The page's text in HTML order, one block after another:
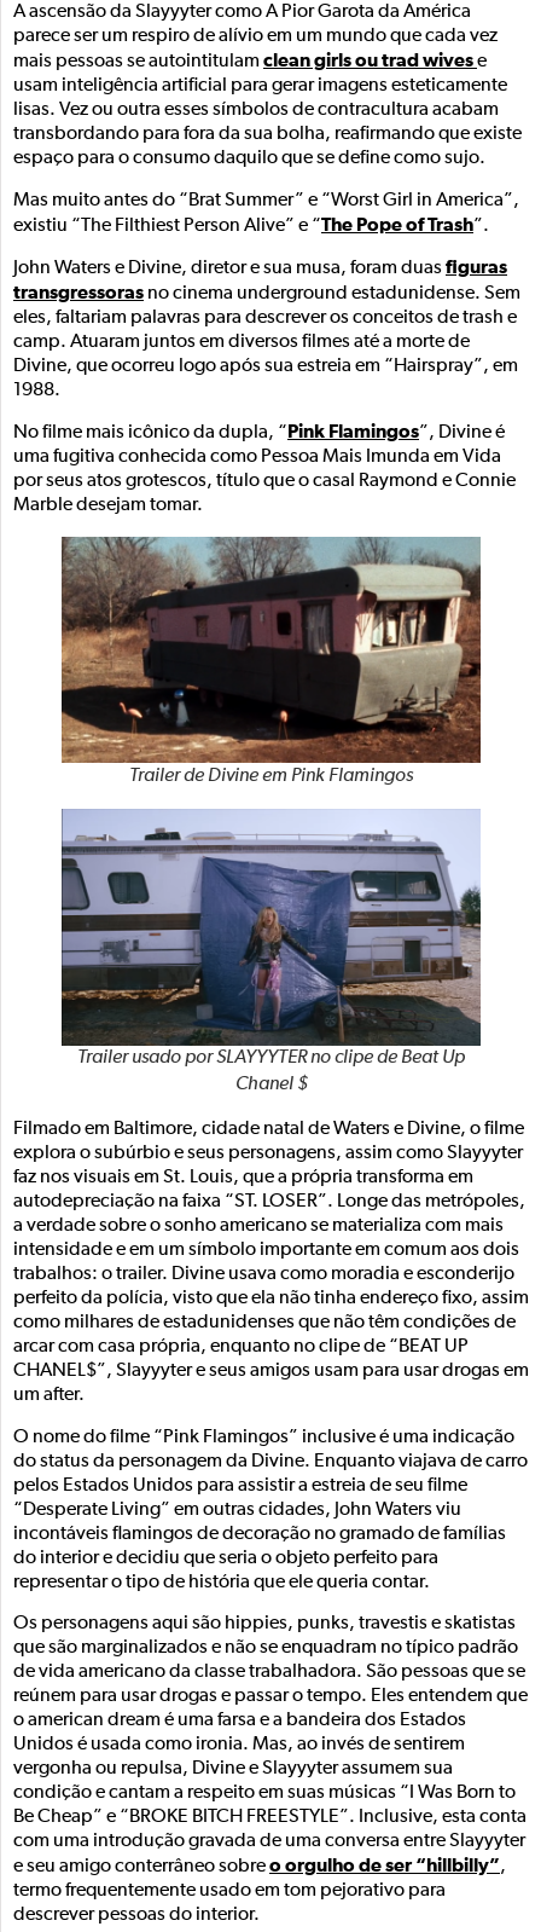
A ascensão da Slayyyter como A Pior Garota da América
parece ser um respiro de alívio em um mundo que cada vez
mais pessoas se autointitulam clean girls ou trad wivese
usam inteligência artificial para gerar imagens esteticamente
lisas. Vez ou outra esses símbolos de contracultura acabam
transbordando para fora da sua bolha, reafirmando que existe
espaço para o consumo daquilo que se define como sujo.
Mas muito antes do “Brat Summer” e “Worst Girl in America”,
existiu “The Filthiest Person Alive” e “The Pope of Trash”.
John Waters e Divine, diretor e sua musa, foram duasfiguras
transgressoras no cinema underground estadunidense. Sem
eles, faltariam palavras para descrever os conceitos de trash e
camp. Atuaram juntos em diversos filmes até a morte de
Divine, que ocorreu logo após sua estreia em “Hairspray”, em
1988.
No filme mais icônico da dupla, “ Pink Flamingos”, Divine é
uma fugitiva conhecida como Pessoa Mais Imunda em Vida
por seus atos grotescos, título que o casal Raymond e Connie
Marble desejam tomar.
Trailer de Divine em Pink Flamingos
Trailer usado por SLAYYYTER no clipe de Beat Up
Chanel $
Filmado em Baltimore, cidade natal de Waters e Divine, o filme
explora o subúrbio e seus personagens, assim como Slayyyter
faz nos visuais em St. Louis, que a própria transforma em
autodepreciação na faixa “ST. LOSER”. Longe das metrópoles,
a verdade sobre o sonho americano se materializa com mais
intensidade e em um símbolo importante em comum aos dois
trabalhos: o trailer. Divine usava como moradia e esconderijo
perfeito da polícia, visto que ela não tinha endereço fixo, assim
como milhares de estadunidenses que não têm condições de
arcar com casa própria, enquanto no clipe de “BEAT UP
CHANEL$”, Slayyyter e seus amigos usam para usar drogas em
um after.
O nome do filme “Pink Flamingos” inclusive é uma indicação
do status da personagem da Divine. Enquanto viajava de carro
pelos Estados Unidos para assistir a estreia de seu filme
“Desperate Living” em outras cidades, John Waters viu
incontáveis flamingos de decoração no gramado de famílias
do interior e decidiu que seria o objeto perfeito para
representar o tipo de história que ele queria contar.
Os personagens aqui são hippies, punks, travestis e skatistas
que são marginalizados e não se enquadram no típico padrão
de vida americano da classe trabalhadora. São pessoas que se
reúnem para usar drogas e passar o tempo. Eles entendem que
o american dream é uma farsa e a bandeira dos Estados
Unidos é usada como ironia. Mas, ao invés de sentirem
vergonha ou repulsa, Divine e Slayyyter assumem sua
condição e cantam a respeito em suas músicas “I Was Born to
Be Cheap” e “BROKE BITCH FREESTYLE”. Inclusive, esta conta
com uma introdução gravada de uma conversa entre Slayyyter
e seu amigo conterrâneo sobreo orgulho de ser “hillbilly”,
termo frequentemente usado em tom pejorativo para
descrever pessoas do interior.